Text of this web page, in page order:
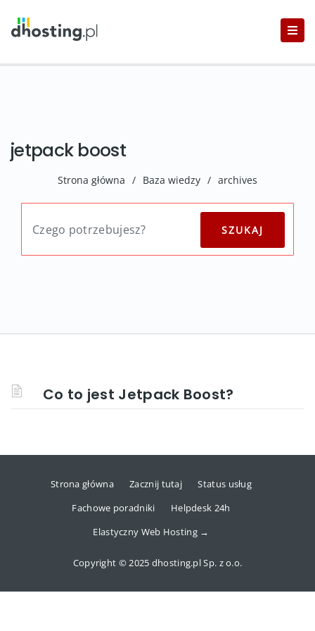
jetpack boost
Strona główna / Baza wiedzy / archives
Co to jest Jetpack Boost?
Strona główna Zacznij tutaj
Status usług
Fachowe poradniki
Helpdesk 24h
Elastyczny Web Hosting →
Copyright © 2025 dhosting.pl Sp. z o.o.